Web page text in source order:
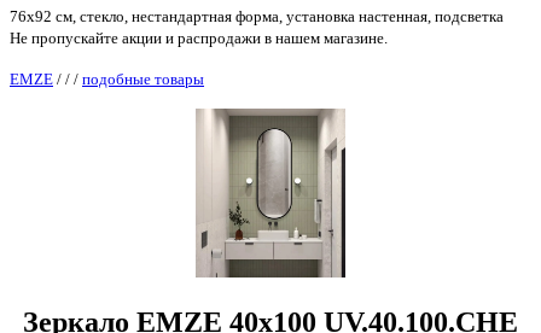
76x92 см, стекло, нестандартная форма, установка настенная, подсветка
Не пропускайте акции и распродажи в нашем магазине.
EMZE / / / подобные товары
Зеркало EMZE 40x100 UV.40.100.CHE